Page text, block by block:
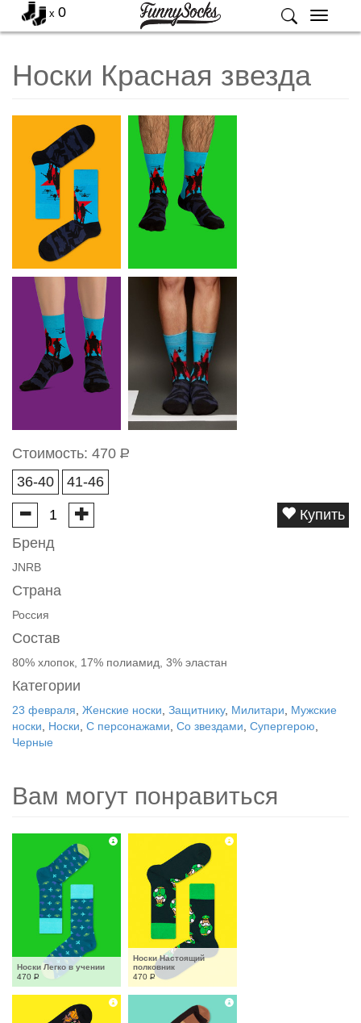
Меню
x 0
Носки Красная звезда
Стоимость: 470 Р
36-40
41-46
Купить
Бренд
JNRB
Страна
Россия
Состав
80% хлопок, 17% полиамид, 3% эластан
Категории
23 февраля Женские носки Защитнику, Милитари
Мужские
носки
Носки С персонажами Со звездами Супергерою
Черные
Вам могут понравиться
Носки Легко в учении
470 Р
Носки Настоящий
полковник
470 Р